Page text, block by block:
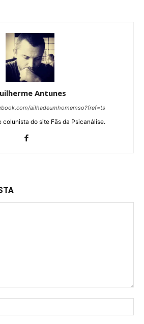
Antunes
ailhadeumhomemso?fref=ts
colunista do site Fãs da Psicanálise.